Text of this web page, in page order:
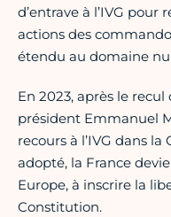
d’entrave à l’IVG
actions des
étendu au domaine
En 2023, après le
président Emmanuel
recours à l’IVG dans
adopté, la France
Europe, à inscrire la
Constitution.